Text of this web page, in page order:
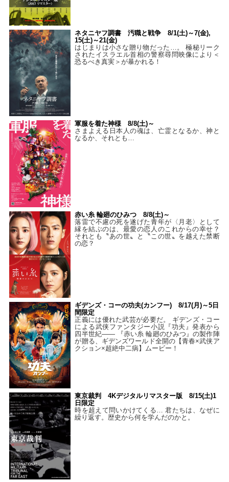
ネタニヤフ調書 汚職と戦争 8/1(土)～7(金),
15(土)～21(金)
はじまりは小さな贈り物だった…。 極秘リーク
されたイスラエル首相の警察尋問映像により＜
恐るべき真実＞が暴かれる！
軍服を着た神様 8/8(土)～
さまよえる日本人の魂は、亡霊となるか、神と
なるか、それとも…
赤い糸 輪廻のひみつ 8/8(土)～
落雷で不慮の死を遂げた青年が〈月老〉として
縁を結ぶのは、最愛の恋人のこれからの幸せ？
それとも〝あの世〟と〝この世〟を越えた禁断
の恋？
ギデンズ・コーの功夫(カンフー) 8/17(月)～5日
間限定
正義には優れた武芸が必要だ。 ギデンズ・コー
による武侠ファンタジー小説『功夫』発表から
四半世紀―― 『赤い糸 輪廻のひみつ』の製作陣
が贈る、ギデンズワールド全開の【青春×武侠ア
クション×超絶中二病】ムービー！
東京裁判 4Kデジタルリマスター版 8/15(土)1
日限定
時を超えて問いかけてくる… 君たちは、なぜに
繰り返す。歴史から何を学んだのかと。